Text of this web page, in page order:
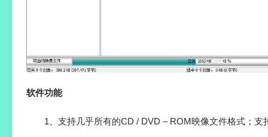
软件功能
1、支持几乎所有的CD / DVD – ROM映像文件格式；支